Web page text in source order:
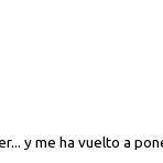
y me ha vuelto a